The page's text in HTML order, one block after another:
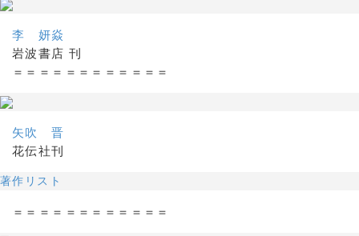
李 妍焱
岩波書店 刊
＝＝＝＝＝＝＝＝＝＝＝＝
矢吹 晋
花伝社刊
著作リスト
＝＝＝＝＝＝＝＝＝＝＝＝